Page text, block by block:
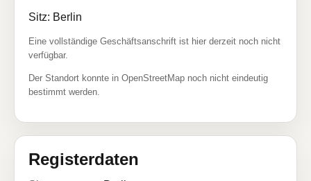
Sitz: Berlin
Eine vollständige Geschäftsanschrift ist hier derzeit noch nicht
verfügbar.
Der Standort konnte in OpenStreetMap noch nicht eindeutig
bestimmt werden.
Registerdaten